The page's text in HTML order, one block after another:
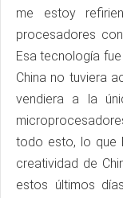
me estoy
procesadores
Esa tecnología
China no tuviera
vendiera a la
todo esto, lo que
creatividad de
estos últimos